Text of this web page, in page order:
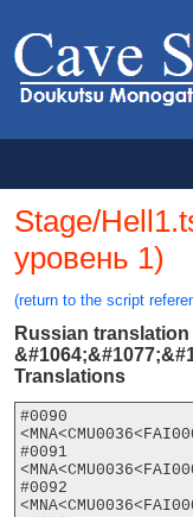
Stage/
уровень 1)
(return to the script
Russian
Translations
#0090
#0091
#0092